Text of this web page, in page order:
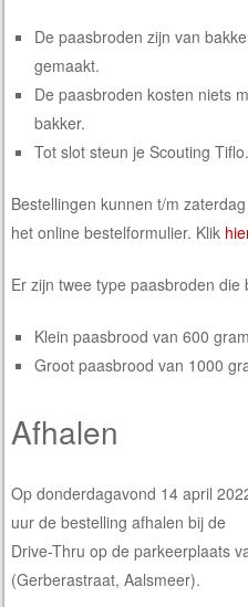
De paasbroden zijn van
gemaakt.
De paasbroden kosten niets
bakker.
Tot slot steun je Scouting Tiflo.
Bestellingen kunnen t/m
het online bestelformulier. Klik
Er zijn twee type paasbroden
Klein paasbrood van 600
Groot paasbrood van 1000
Afhalen
Op donderdagavond 14 april
uur de bestelling afhalen bij de
Drive-Thru op de parkeerplaats
(Gerberastraat, Aalsmeer).